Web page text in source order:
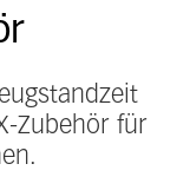
Zubehör für